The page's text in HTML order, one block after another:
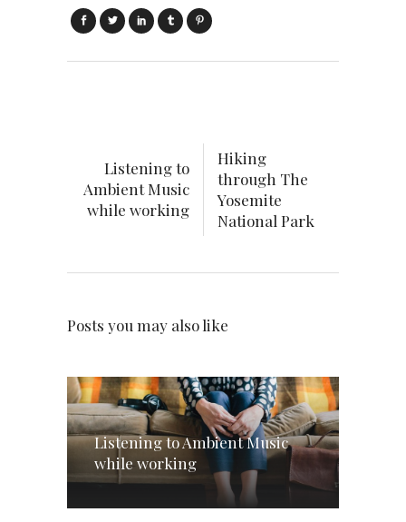
Listening to
Ambient Music
while working
Hiking
through The
Yosemite
National Park
Posts you may also like
Listening to Ambient Music
while working